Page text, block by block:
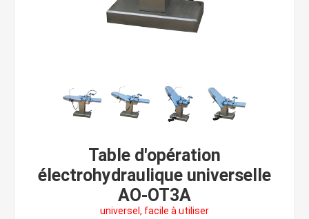
Table d'opération
électrohydraulique universelle
AO-OT3A
universel, facile à utiliser